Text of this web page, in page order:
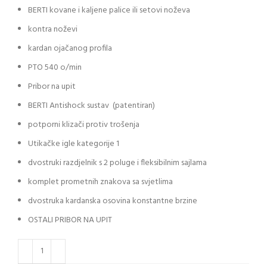
BERTI kovane i kaljene palice ili setovi noževa
kontra noževi
kardan ojačanog profila
PTO 540 o/min
Pribor na upit
BERTI Antishock sustav (patentiran)
potporni klizači protiv trošenja
Utikačke igle kategorije 1
dvostruki razdjelnik s 2 poluge i fleksibilnim sajlama
komplet prometnih znakova sa svjetlima
dvostruka kardanska osovina konstantne brzine
OSTALI PRIBOR NA UPIT